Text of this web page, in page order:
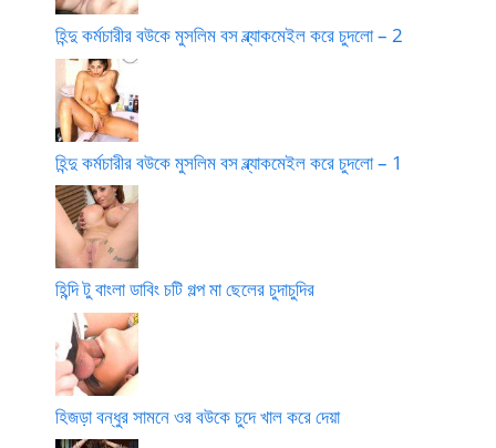
হিন্দু কর্মচারীর বউকে মুসলিম বস ব্ল্যাকমেইল করে চুদলো – 2
হিন্দু কর্মচারীর বউকে মুসলিম বস ব্ল্যাকমেইল করে চুদলো – 1
হিন্দি টু বাংলা ডাবিং চটি গল্প মা ছেলের চুদাচুদির
হিজড়া বন্ধুর সামনে ওর বউকে চুদে খাল করে দেয়া